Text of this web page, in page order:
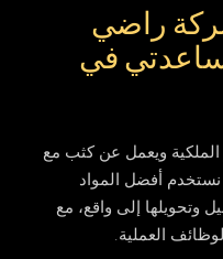
راضي
في
ويعمل عن كثب مع
نستخدم أفضل المواد
وتحويلها إلى واقع، مع
العملية.